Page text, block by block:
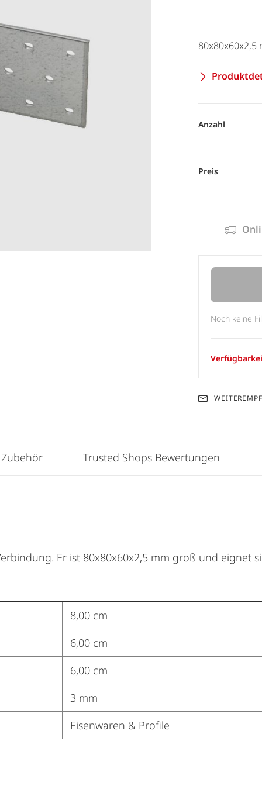
80x80x60x2,5
Anzahl
Preis
Noch keine
Er ist 80x80x60x2,5 mm groß und eignet
8,00 cm
6,00 cm
6,00 cm
3 mm
Eisenwaren & Profile
Trusted Shops Bewertungen